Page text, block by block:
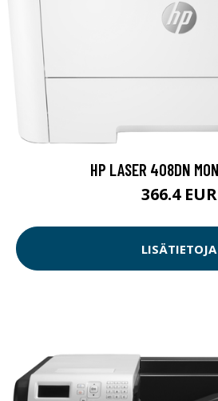
HP LASER 408DN
366.4 EUR
LISÄTIETOJA